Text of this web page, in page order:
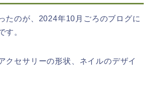
たのが、2024年10月ごろのブログに
す。
クセサリーの形状、ネイルのデザイ